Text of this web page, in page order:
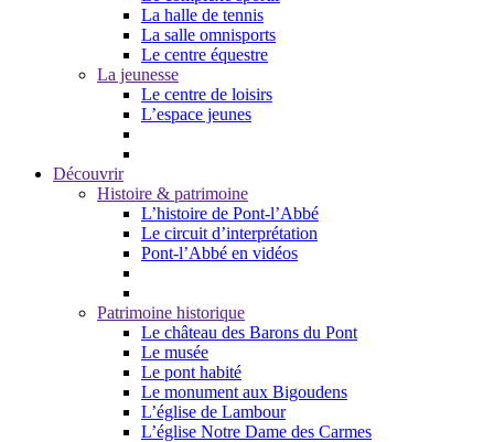
La halle de tennis
La salle omnisports
Le centre équestre
La jeunesse
Le centre de loisirs
L’espace jeunes
Découvrir
Histoire & patrimoine
L’histoire de Pont-l’Abbé
Le circuit d’interprétation
Pont-l’Abbé en vidéos
Patrimoine historique
Le château des Barons du Pont
Le musée
Le pont habité
Le monument aux Bigoudens
L’église de Lambour
L’église Notre Dame des Carmes